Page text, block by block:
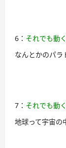
6： それでも動
なんとかのパラ
7： それでも動
地球って宇宙の